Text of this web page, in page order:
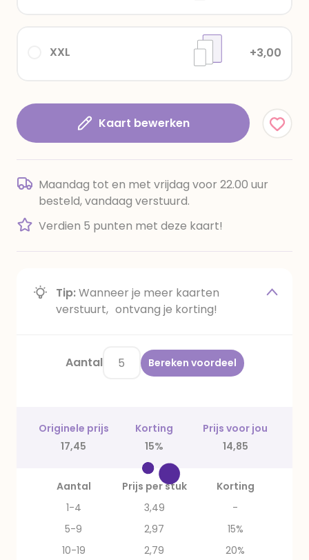
XXL +3,00
Kaart bewerken
Maandag tot en met vrijdag voor 22.00 uur
besteld, vandaag verstuurd.
Verdien 5 punten met deze kaart!
Tip:Wanneer je meer kaarten
verstuurt, ontvang je korting!
Aantal Bereken voordeel
Originele prijs Korting
Prijs voor jou
17,45
15% 14,85
Aantal Prijs per stuk
Korting
1-4
3,49
-
5-9
2,97
15%
10-19
2,79
20%